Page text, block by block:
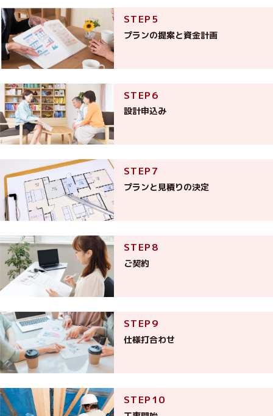
プランの提案と資金計画
設計申込み
プランと見積りの決定
ご契約
仕様打合わせ